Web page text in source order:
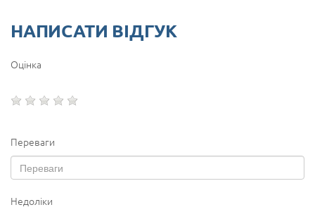
НАПИСАТИ ВІДГУК
Оцінка
Переваги
Недоліки